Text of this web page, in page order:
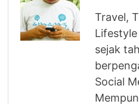
Travel,
sejak
Social